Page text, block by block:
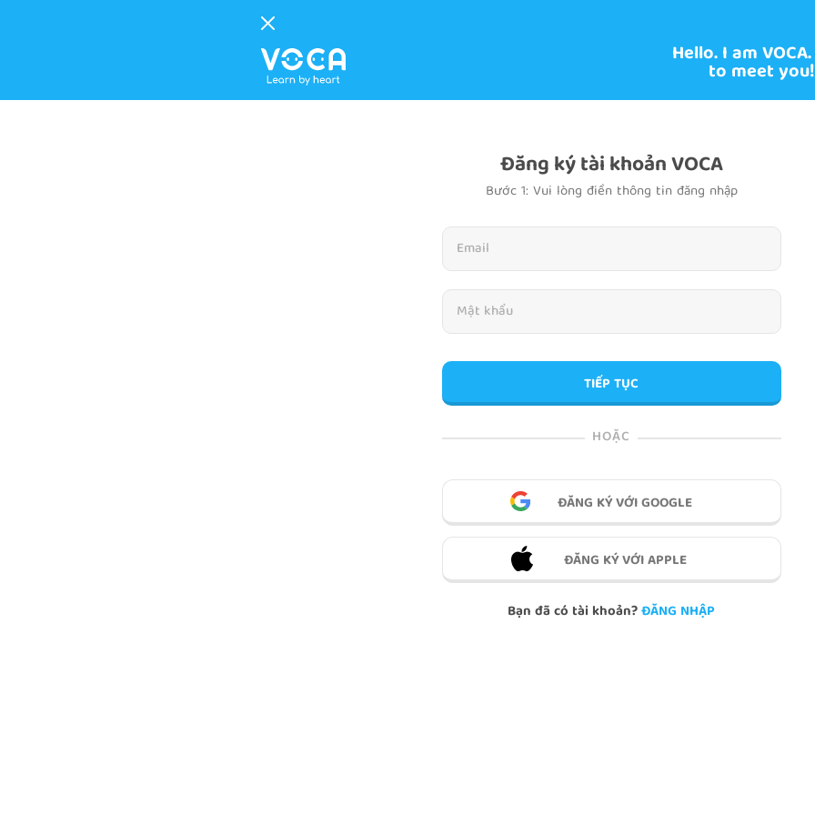
Hello. I am
to meet you!
Đăng ký tài khoản VOCA
Bước 1: Vui lòng điền thông tin đăng nhập
TIẾP TỤC
HOẶC
ĐĂNG KÝ VỚI GOOGLE
ĐĂNG KÝ VỚI APPLE
Bạn đã có tài khoản?ĐĂNG NHẬP